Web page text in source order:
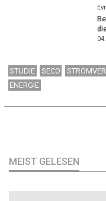
STUDIE SECO
ENERGIE
MEIST GELESEN